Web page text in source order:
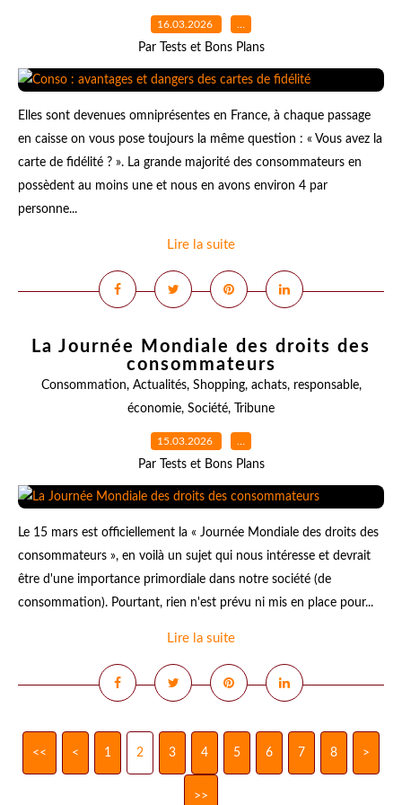
16.03.2026 …
Par Tests et Bons Plans
Elles sont devenues omniprésentes en France, à chaque passage
en caisse on vous pose toujours la même question : « Vous avez la
carte de fidélité ? ». La grande majorité des consommateurs en
possèdent au moins une et nous en avons environ 4 par
personne...
Lire la suite
La Journée Mondiale des droits des
consommateurs
Consommation, Actualités, Shopping, achats, responsable,
économie, Société, Tribune
15.03.2026 …
Par Tests et Bons Plans
Le 15 mars est officiellement la « Journée Mondiale des droits des
consommateurs », en voilà un sujet qui nous intéresse et devrait
être d'une importance primordiale dans notre société (de
consommation). Pourtant, rien n'est prévu ni mis en place pour...
Lire la suite
<< < 1 2 3 4 5 6 7 8 >
>>